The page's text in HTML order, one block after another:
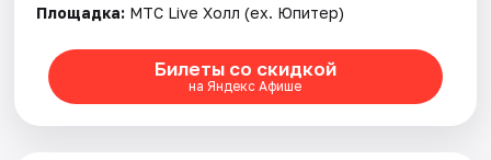
Площадка: МТС Live Холл (ex. Юпитер)
Билеты со скидкой
на Яндекс Афише